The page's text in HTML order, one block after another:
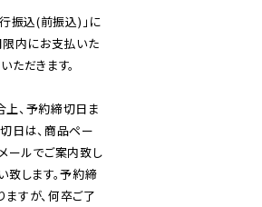
振込(前振込)」に
限内にお支払いた
だきます。
、予約締切日ま
日は、商品ペー
ールでご案内致し
致します。予約締
すが、何卒ご了